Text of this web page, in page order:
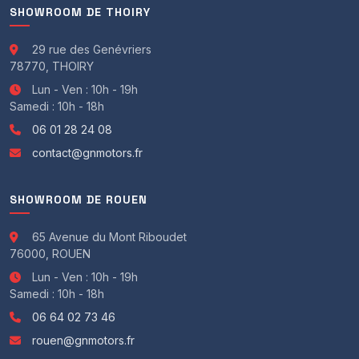
Banquette rabattable
Boite à gants réfrigérée
Boite automatique
Climatisation automatique multi zone
Démarrage sans clef
Direction assistée
Fermeture électrique automatique
GPS
Intérieur tout cuir
Pack bois
Palettes au volant
Pédalier alu
Régulateur limiteur de vitesse
Sièges électrique à mémoire
Sièges sport semi-baquets
Tapis de sol
Vitres électriques
Vitres fumées
SHOWROOM DE THOIRY
29 rue des Genévriers
78770, THOIRY
Lun - Ven : 10h - 19h
Samedi : 10h - 18h
06 01 28 24 08
contact@gnmotors.fr
SHOWROOM DE ROUEN
65 Avenue du Mont Riboudet
76000, ROUEN
Lun - Ven : 10h - 19h
Samedi : 10h - 18h
06 64 02 73 46
rouen@gnmotors.fr